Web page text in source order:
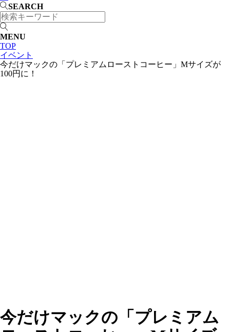
SEARCH
MENU
TOP
イベント
今だけマックの「プレミアムローストコーヒー」Mサイズが
100円に！
今だけマックの「プレミアム